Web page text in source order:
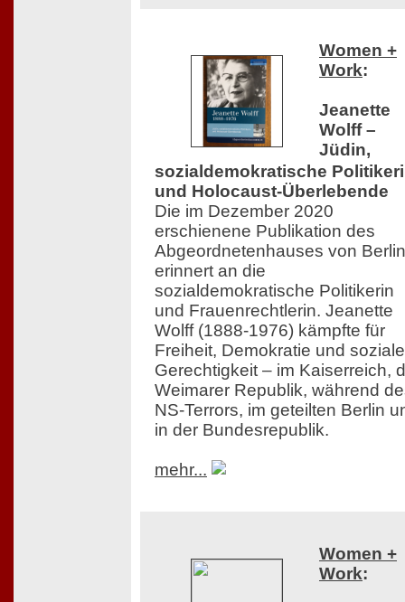
Women +
Work:
Jeanette
Wolff –
Jüdin,
sozialdemokratische
und Holocaust-Überlebende
Die im Dezember 2020
erschienene Publikation des
Abgeordnetenhauses von Berlin
erinnert an die
sozialdemokratische Politikerin
und Frauenrechtlerin. Jeanette
Wolff (1888-1976) kämpfte für
Freiheit, Demokratie und soziale
Gerechtigkeit – im Kaiserreich,
Weimarer Republik, während
NS-Terrors, im geteilten Berlin
in der Bundesrepublik.
mehr...
Women +
Work: